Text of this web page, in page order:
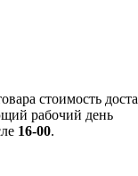
стоимость
рабочий день
16-00.